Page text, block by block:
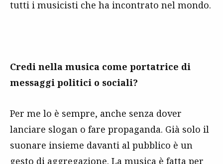
tutti i musicisti che ha incontrato nel mondo.
Credi nella musica come portatrice di
messaggi politici o sociali?
Per me lo è sempre, anche senza dover
lanciare slogan o fare propaganda. Già solo il
suonare insieme davanti al pubblico è un
gesto di aggregazione. La musica è fatta per